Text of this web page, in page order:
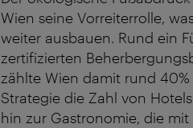
Wien seine Vorreiterrolle,
weiter ausbauen. Rund ein
zertifizierten
zählte Wien damit rund
Strategie die Zahl von
hin zur Gastronomie, die